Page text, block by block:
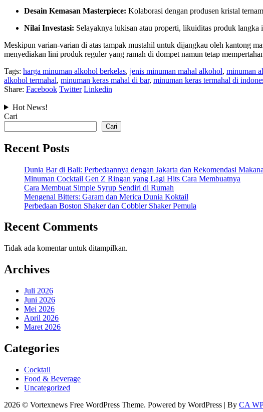
Desain Kemasan Masterpiece: Kolaborasi dengan produsen kristal
Nilai Investasi: Selayaknya lukisan atau properti, likuiditas produk
Meskipun varian-varian di atas tampak mustahil untuk dijangkau oleh kantong
menyediakan lini produk reguler yang ramah di dompet namun tetap
Tags: harga minuman alkohol berkelas, jenis minuman mahal alkohol, minuman
alkohol termahal, minuman keras mahal di bar, minuman keras termahal di
Share: Facebook Twitter Linkedin
Hot News!
Cari
Cari
Recent Posts
Dunia Bar di Bali: Perbedaannya dengan Jakarta dan Rekomendasi
Minuman Cocktail Gen Z Ringan yang Lagi Hits Cara Membuatnya
Cara Membuat Simple Syrup Sendiri di Rumah
Mengenal Bitters: Garam dan Merica Dunia Koktail
Perbedaan Boston Shaker dan Cobbler Shaker Pemula
Recent Comments
Tidak ada komentar untuk ditampilkan.
Archives
Juli 2026
Juni 2026
Mei 2026
April 2026
Maret 2026
Categories
Cocktail
Food & Beverage
Uncategorized
2026 © Vortexnews Free WordPress Theme. Powered by WordPress | By CA